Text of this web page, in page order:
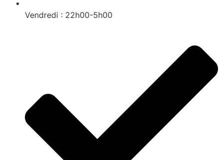
Vendredi : 22h00-5h00